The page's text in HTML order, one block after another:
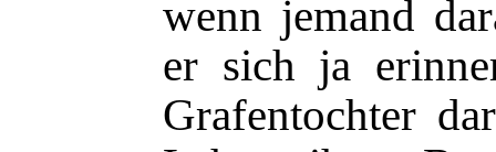
wenn jemand
er sich ja
Grafentochter